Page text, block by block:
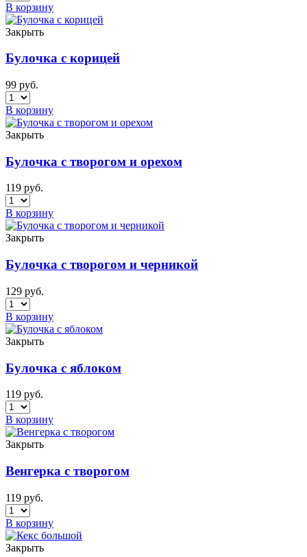
В корзину
Закрыть
Булочка с корицей
99 руб.
В корзину
Закрыть
Булочка с творогом и орехом
119 руб.
В корзину
Закрыть
Булочка с творогом и черникой
129 руб.
В корзину
Закрыть
Булочка с яблоком
119 руб.
В корзину
Закрыть
Венгерка с творогом
119 руб.
В корзину
Закрыть